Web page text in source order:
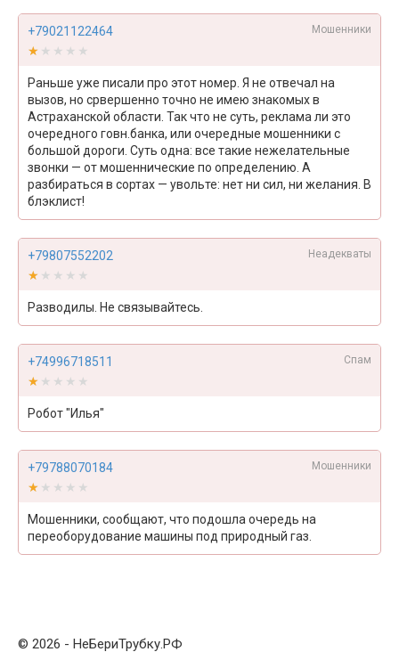
+79021122464 Мошенники
★★★★★
★★★★★
Раньше уже писали про этот номер. Я не отвечал на
вызов, но срвершенно точно не имею знакомых в
Астраханской области. Так что не суть, реклама ли это
очередного говн.банка, или очередные мошенники с
большой дороги. Суть одна: все такие нежелательные
звонки — от мошеннические по определению. А
разбираться в сортах — увольте: нет ни сил, ни желания. В
блэклист!
+79807552202 Неадекваты
★★★★★
★★★★★
Разводилы. Не связывайтесь.
+74996718511 Спам
★★★★★
★★★★★
Робот "Илья"
+79788070184 Мошенники
★★★★★
★★★★★
Мошенники, сообщают, что подошла очередь на
переоборудование машины под природный газ.
© 2026 - НеБериТрубку.РФ